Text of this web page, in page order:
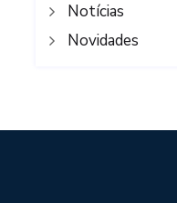
Notícias
Novidades